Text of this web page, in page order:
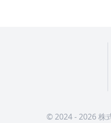
© 2024 - 2026 株